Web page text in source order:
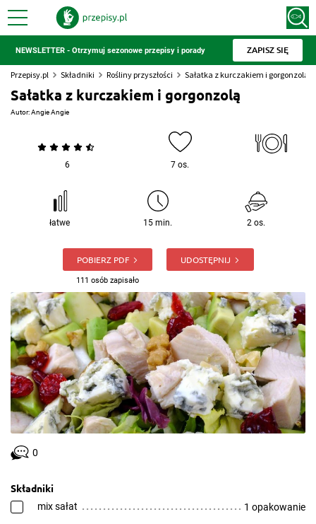
NEWSLETTER - Otrzymuj sezonowe przepisy i porady ZAPISZ SIĘ
Przepisy.pl Składniki Rośliny przyszłości Sałatka z kurczakiem i gorgonzolą
Sałatka z kurczakiem i gorgonzolą
Autor:Angie Angie
6 7 os.
łatwe 15 min. 2 os.
POBIERZ PDF
111 osób zapisało
UDOSTĘPNIJ
0
Składniki
mix sałat 1 opakowanie